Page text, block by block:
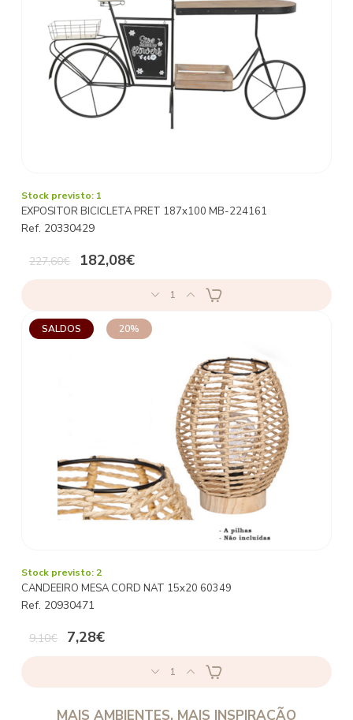
Stock previsto: 1
EXPOSITOR BICICLETA PRET 187x100 MB-224161
Ref. 20330429
227,60€ 182,08€
1
SALDOS 20%
Stock previsto: 2
CANDEEIRO MESA CORD NAT 15x20 60349
Ref. 20930471
9,10€ 7,28€
1
MAIS AMBIENTES, MAIS INSPIRAÇÃO